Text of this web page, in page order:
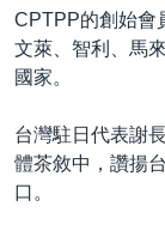
CPTPP的創始會
文萊、智利、馬
國家。
台灣駐日代表謝
體茶敘中，讚揚
口。